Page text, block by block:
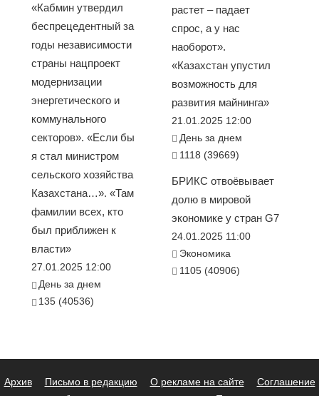
«Кабмин утвердил
беспрецедентный за
годы независимости
страны нацпроект
модернизации
энергетического и
коммунального
секторов». «Если бы
я стал министром
сельского хозяйства
Казахстана…». «Там
фамилии всех, кто
был приближен к
власти»
27.01.2025 12:00
День за днем
135 (40536)
растет – падает
спрос, а у нас
наоборот».
«Казахстан упустил
возможность для
развития майнинга»
21.01.2025 12:00
День за днем
1118 (39669)
БРИКС отвоёвывает
долю в мировой
экономике у стран G7
24.01.2025 11:00
Экономика
1105 (40906)
Архив Письмо в редакцию О рекламе на сайте
Соглашение